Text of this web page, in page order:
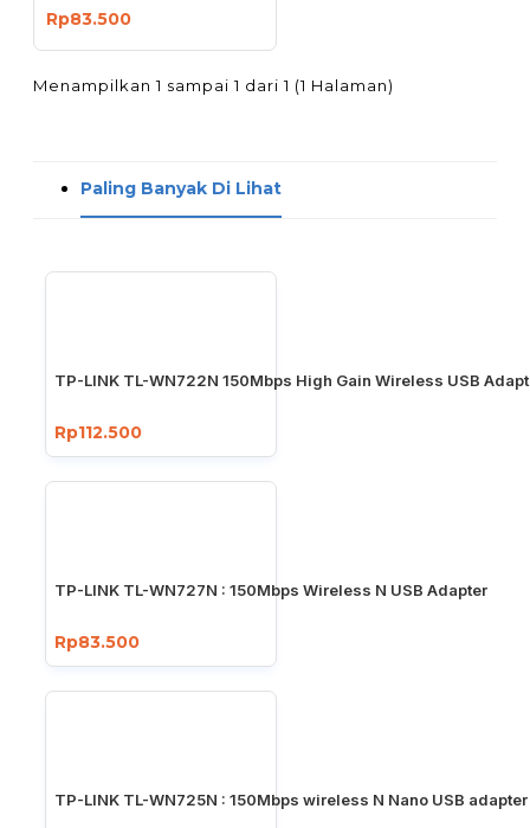
Rp83.500
Menampilkan 1 sampai 1 dari 1 (1 Halaman)
Paling Banyak Di Lihat
TP-LINK TL-WN722N 150Mbps High Gain Wireless USB
Rp112.500
TP-LINK TL-WN727N : 150Mbps Wireless N USB Adapter
Rp83.500
TP-LINK TL-WN725N : 150Mbps wireless N Nano USB adapter